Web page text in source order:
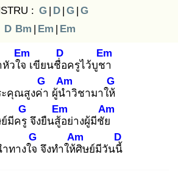
: G | D | G | G
D Bm | Em | Em
วใจ
Em
เขียนชื่อ
D
ครูไว้บูชา
Em
คุณสูงค่า
G
ผู้นำ
Am
วิชามาให้
G
มีครู
G
จึงยืนสู้อ
Em
ย่างผู้มีชัย
Am
ทางใจ
G
จึงทำให้ศิ
Am
ษย์มีวันนี้
D